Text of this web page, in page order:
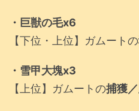
・巨獣の毛x6
【下位・上位】ガムートの
・雪甲大塊x3
【上位】ガムートの捕獲